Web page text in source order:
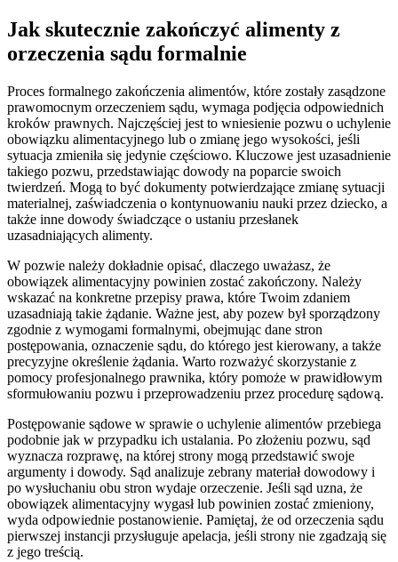
Jak skutecznie zakończyć alimenty z
orzeczenia sądu formalnie
Proces formalnego zakończenia alimentów, które zostały zasądzone
prawomocnym orzeczeniem sądu, wymaga podjęcia odpowiednich
kroków prawnych. Najczęściej jest to wniesienie pozwu o uchylenie
obowiązku alimentacyjnego lub o zmianę jego wysokości, jeśli
sytuacja zmieniła się jedynie częściowo. Kluczowe jest uzasadnienie
takiego pozwu, przedstawiając dowody na poparcie swoich
twierdzeń. Mogą to być dokumenty potwierdzające zmianę sytuacji
materialnej, zaświadczenia o kontynuowaniu nauki przez dziecko, a
także inne dowody świadczące o ustaniu przesłanek
uzasadniających alimenty.
W pozwie należy dokładnie opisać, dlaczego uważasz, że
obowiązek alimentacyjny powinien zostać zakończony. Należy
wskazać na konkretne przepisy prawa, które Twoim zdaniem
uzasadniają takie żądanie. Ważne jest, aby pozew był sporządzony
zgodnie z wymogami formalnymi, obejmując dane stron
postępowania, oznaczenie sądu, do którego jest kierowany, a także
precyzyjne określenie żądania. Warto rozważyć skorzystanie z
pomocy profesjonalnego prawnika, który pomoże w prawidłowym
sformułowaniu pozwu i przeprowadzeniu przez procedurę sądową.
Postępowanie sądowe w sprawie o uchylenie alimentów przebiega
podobnie jak w przypadku ich ustalania. Po złożeniu pozwu, sąd
wyznacza rozprawę, na której strony mogą przedstawić swoje
argumenty i dowody. Sąd analizuje zebrany materiał dowodowy i
po wysłuchaniu obu stron wydaje orzeczenie. Jeśli sąd uzna, że
obowiązek alimentacyjny wygasł lub powinien zostać zmieniony,
wyda odpowiednie postanowienie. Pamiętaj, że od orzeczenia sądu
pierwszej instancji przysługuje apelacja, jeśli strony nie zgadzają się
z jego treścią.